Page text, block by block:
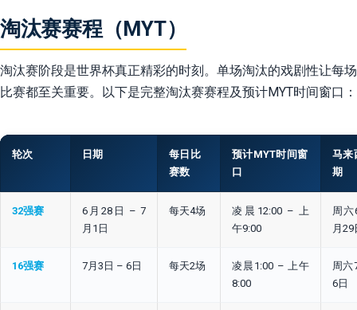
淘汰赛赛程（MYT）
淘汰赛阶段是世界杯真正精彩的时刻。单场淘汰的戏剧性让每场
比赛都至关重要。以下是完整淘汰赛赛程及预计MYT时间窗口：
轮次 日期
每日比
赛数
预计MYT时间窗
口
马来
期
32强赛
6月28日 – 7
月1日
每天4场
凌晨12:00 – 上
午9:00
周
月29
16强赛 7月3日 – 6日 每天2场
凌晨1:00 – 上午
8:00
周六
6日